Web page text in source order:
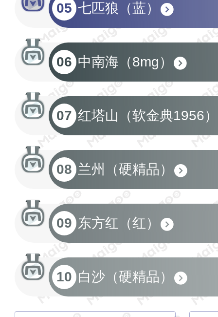
05 七匹狼（蓝）
06 中南海（8mg）
07 红塔山（软金典1956）
08 兰州（硬精品）
09 东方红（红）
10 白沙（硬精品）